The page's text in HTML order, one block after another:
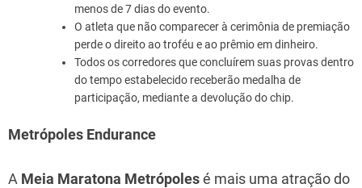
menos de 7 dias do evento.
O atleta que não comparecer à cerimônia de premiação
perde o direito ao troféu e ao prêmio em dinheiro.
Todos os corredores que concluírem suas provas dentro
do tempo estabelecido receberão medalha de
participação, mediante a devolução do chip.
Metrópoles Endurance
A Meia Maratona Metrópolesé mais uma atração do